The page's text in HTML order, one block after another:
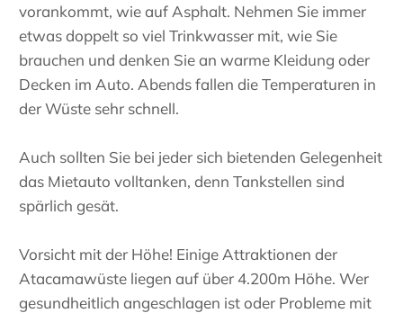
vorankommt, wie auf Asphalt. Nehmen Sie immer
etwas doppelt so viel Trinkwasser mit, wie Sie
brauchen und denken Sie an warme Kleidung oder
Decken im Auto. Abends fallen die Temperaturen in
der Wüste sehr schnell.
Auch sollten Sie bei jeder sich bietenden Gelegenheit
das Mietauto volltanken, denn Tankstellen sind
spärlich gesät.
Vorsicht mit der Höhe! Einige Attraktionen der
Atacamawüste liegen auf über 4.200m Höhe. Wer
gesundheitlich angeschlagen ist oder Probleme mit